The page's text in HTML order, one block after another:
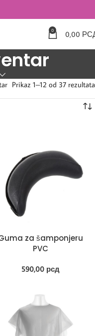
0 0,00
Prikaz 1–12 od 37 rezultata
za šamponjeru
PVC
590,00 рсд